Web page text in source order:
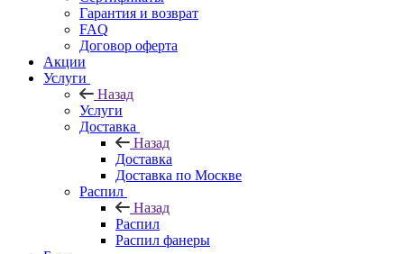
Гарантия и возврат
FAQ
Договор оферта
Акции
Услуги
Назад
Услуги
Доставка
Назад
Доставка
Доставка по Москве
Распил
Назад
Распил
Распил фанеры